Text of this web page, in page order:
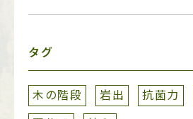
タグ
木の階段 岩出 抗菌力